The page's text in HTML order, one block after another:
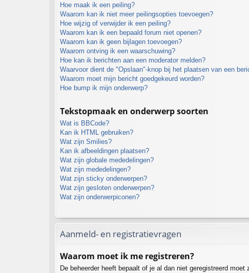
Hoe maak ik een peiling?
Waarom kan ik niet meer peilingsopties toevoegen?
Hoe wijzig of verwijder ik een peiling?
Waarom kan ik een bepaald forum niet openen?
Waarom kan ik geen bijlagen toevoegen?
Waarom ontving ik een waarschuwing?
Hoe kan ik berichten aan een moderator melden?
Waarvoor dient de "Opslaan"-knop bij het plaatsen van een
Waarom moet mijn bericht goedgekeurd worden?
Hoe bump ik mijn onderwerp?
Tekstopmaak en onderwerp soorten
Wat is BBCode?
Kan ik HTML gebruiken?
Wat zijn Smilies?
Kan ik afbeeldingen plaatsen?
Wat zijn globale mededelingen?
Wat zijn mededelingen?
Wat zijn sticky onderwerpen?
Wat zijn gesloten onderwerpen?
Wat zijn onderwerpiconen?
Aanmeld- en registratievragen
Waarom moet ik me registreren?
De beheerder heeft bepaalt of je al dan niet geregistreerd